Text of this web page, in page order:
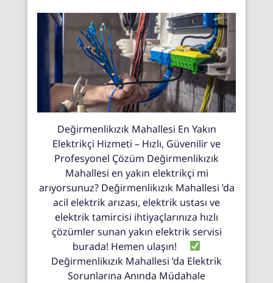
Değirmenlikızık Mahallesi En Yakın
Elektrikçi Hizmeti – Hızlı, Güvenilir ve
Profesyonel Çözüm Değirmenlikızık
Mahallesi en yakın elektrikçi mi
arıyorsunuz? Değirmenlikızık Mahallesi ’da
acil elektrik arızası, elektrik ustası ve
elektrik tamircisi ihtiyaçlarınıza hızlı
çözümler sunan yakın elektrik servisi
burada! Hemen ulaşın!
Değirmenlikızık Mahallesi ’da Elektrik
Sorunlarına Anında Müdahale